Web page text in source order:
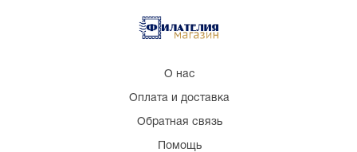
О нас
Оплата и доставка
Обратная связь
Помощь